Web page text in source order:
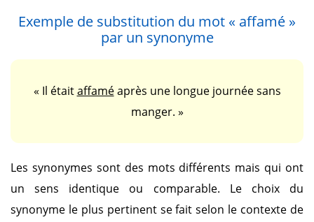
Exemple de substitution du mot « affamé »
par un synonyme
« Il étaitaffaméaprès une longue journée sans
manger. »
Les synonymes sont des mots différents mais qui ont
un sens identique ou comparable. Le choix du
synonyme le plus pertinent se fait selon le contexte de